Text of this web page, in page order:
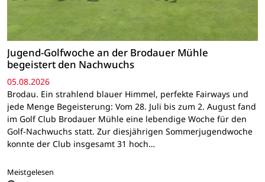
Jugend-Golfwoche an der Brodauer Mühle
begeistert den Nachwuchs
05.08.2026
Brodau. Ein strahlend blauer Himmel, perfekte Fairways und
jede Menge Begeisterung: Vom 28. Juli bis zum 2. August fand
im Golf Club Brodauer Mühle eine lebendige Woche für den
Golf-Nachwuchs statt. Zur diesjährigen Sommerjugendwoche
konnte der Club insgesamt 31 hoch…
Meistgelesen